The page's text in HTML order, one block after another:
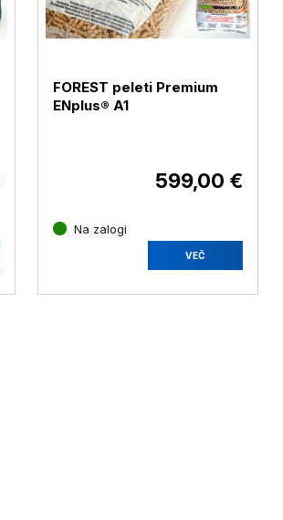
FOREST peleti Premium
ENplus® A1
599,00 €
Na zalogi
VEČ